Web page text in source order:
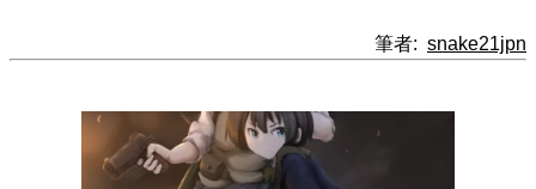
筆者: snake21jpn